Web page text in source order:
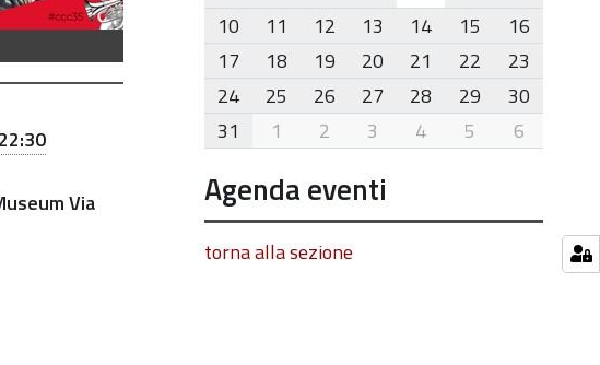
22:30
Via
10
11 12 13 14 15
16
17
18 19 20 21 22
23
24
25 26 27 28 29
30
31
1 2 3 4 5 6
Agenda eventi
torna alla sezione